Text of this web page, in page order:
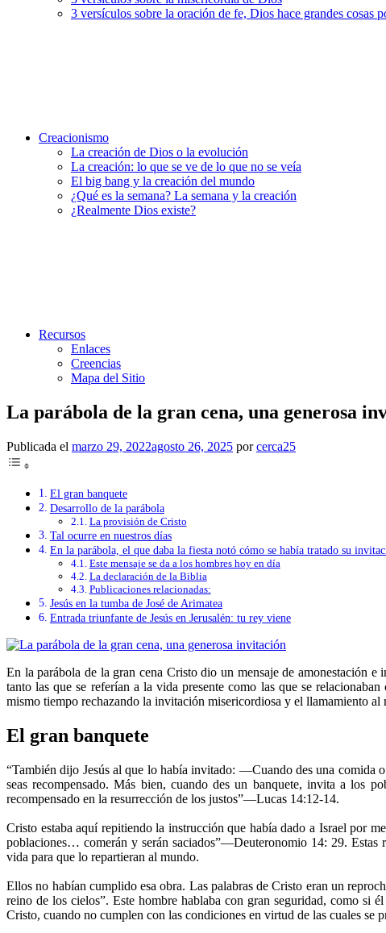
3 versículos sobre la oración de fe, Dios hace grandes cosas
Creacionismo
La creación de Dios o la evolución
La creación: lo que se ve de lo que no se veía
El big bang y la creación del mundo
¿Qué es la semana? La semana y la creación
¿Realmente Dios existe?
Recursos
Enlaces
Creencias
Mapa del Sitio
La parábola de la gran cena, una generosa
Publicada el marzo 29, 2022agosto 26, 2025 porcerca25
El gran banquete
Desarrollo de la parábola
La provisión de Cristo
Tal ocurre en nuestros días
En la parábola, el que daba la fiesta notó cómo se había tratado su
Este mensaje se da a los hombres hoy en día
La declaración de la Biblia
Publicaciones relacionadas:
Jesús en la tumba de José de Arimatea
Entrada triunfante de Jesús en Jerusalén: tu rey viene
En la parábola de la gran cena Cristo dio un mensaje de amonestación
tanto las que se referían a la vida presente como las que se
mismo tiempo rechazando la invitación misericordiosa y el llamamiento al
El gran banquete
“También dijo Jesús al que lo había invitado: —Cuando des una comida
seas recompensado. Más bien, cuando des un banquete, invita a los
recompensado en la resurrección de los justos”—Lucas 14:12-14.
Cristo estaba aquí repitiendo la instrucción que había dado a Israel por
poblaciones… comerán y serán saciados”—Deuteronomio 14: 29. Estas
vida para que lo repartieran al mundo.
Ellos no habían cumplido esa obra. Las palabras de Cristo eran un
reino de los cielos”. Este hombre hablaba con gran seguridad, como si
Cristo, cuando no cumplen con las condiciones en virtud de las cuales se